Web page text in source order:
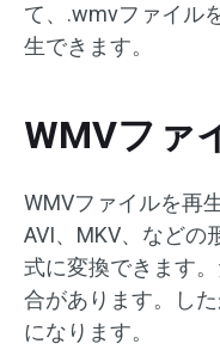
て、.wmvファイル
生できます。
WMVファ
WMVファイルを再
AVI、MKV、などの
式に変換できます
合があります。し
になります。